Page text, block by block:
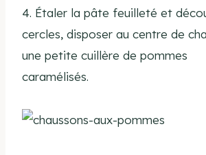
4. Étaler la pâte feuilleté et
cercles, disposer au centre de
une petite cuillère de pommes
caramélisés.